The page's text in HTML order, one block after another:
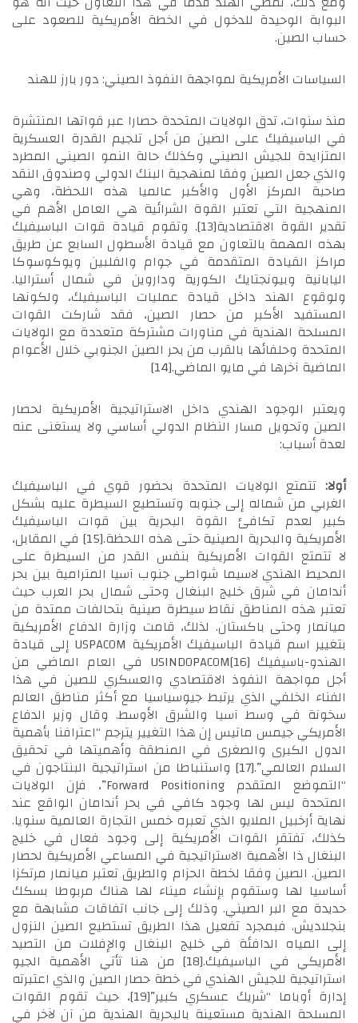
البوابة الوحيدة للدخول في الخطة الأمريكية للصعود على
حساب الصين.
السياسات الأمريكية لمواجهة النفوذ الصيني: دور بارز للهند
منذ سنوات، تدق الولايات المتحدة حصارا عبر قواتها المنتشرة
في الباسيفيك على الصين من أجل تلجيم القدرة العسكرية
المتزايدة للجيش الصيني وكذلك حالة النمو الصيني المطرد
والذي جعل الصين وفقا لمنهجية البنك الدولي وصندوق النقد
صاحبة المركز الأول والأكبر عالميا هذه اللحظة، وهي
المنهجية التي تعتبر القوة الشرائية هي العامل الأهم في
تقدير القوة الاقتصادية[13] . وتقوم قيادة قوات الباسيفيك
بهذه المهمة بالتعاون مع قيادة الأسطول السابع عن طريق
مراكز القيادة المتقدمة في جوام والفلبين ويوكوسوكا
اليابانية وبيونجتايك الكورية وداروين في شمال أستراليا.
ولوقوع الهند داخل قيادة عمليات الباسيفيك، ولكونها
المستفيد الأكبر من حصار الصين، فقد شاركت القوات
المسلحة الهندية في مناورات مشتركة متعددة مع الولايات
المتحدة وحلفائها بالقرب من بحر الصين الجنوبي خلال الأعوام
الماضية آخرها في مايو الماضي.[14]
ويعتبر الوجود الهندي داخل الاستراتيجية الأمريكية لحصار
الصين وتحويل مسار النظام الدولي أساسي ولا يستغنى عنه
لعدة أسباب:
أولا: تتمتع الولايات المتحدة بحضور قوي في الباسيفيك
الغربي من شماله إلى جنوبه وتستطيع السيطرة عليه بشكل
كبير لعدم تكافئ القوة البحرية بين قوات الباسيفيك
الأمريكية والبحرية الصينية حتى هذه اللحظة.[15] في المقابل،
لا تتمتع القوات الأمريكية بنفس القدر من السيطرة على
المحيط الهندي لاسيما شواطي جنوب آسيا المترامية بين بحر
أندامان في شرق خليج البنغال وحتى شمال بحر العرب حيث
تعتبر هذه المناطق نقاط سيطرة صينية بتحالفات ممتدة من
ميانمار وحتى باكستان. لذلك، قامت وزارة الدفاع الأمريكية
بتغيير اسم قيادة الباسيفيك الأمريكية USPACOM إلى قيادة
الهندو-باسيفيك USINDOPACOM [16] في العام الماضي من
أجل مواجهة النفوذ الاقتصادي والعسكري للصين في هذا
الفناء الخلفي الذي يرتبط جيوسياسيا مع أكثر مناطق العالم
سخونة في وسط آسيا والشرق الأوسط. وقال وزير الدفاع
الأمريكي جيمس ماتيس إن هذا التغيير يترجم “اعترافنا بأهمية
الدول الكبرى والصغرى في المنطقة وأهميتها في تحقيق
السلام العالمي”.[17] واستنباطا من استراتيجية البنتاجون في
“التموضع المتقدم Forward Positioning”، فإن الولايات
المتحدة ليس لها وجود كافي في بحر أندامان الواقع عند
نهاية أرخبيل الملايو الذي تعبره خمس التجارة العالمية سنويا.
كذلك، تفتقر القوات الأمريكية إلى وجود فعال في خليج
البنغال ذا الأهمية الاستراتيجية في المساعي الأمريكية لحصار
الصين. الصين وفقا لخطة الحزام والطريق تعتبر ميانمار مرتكزا
أساسيا لها وستقوم بإنشاء ميناء لها هناك مربوطا بسكك
حديدة مع البر الصيني. وذلك إلى جانب اتفاقات مشابهة مع
بنجلاديش. فبمجرد تفعيل هذا الطريق تستطيع الصين النزول
إلى المياه الدافئة في خليج البنغال والإفلات من التصيد
الأمريكي في الباسيفيك.[18] من هنا تأتي الأهمية الجيو
استراتيجية للجيش الهندي في خطة حصار الصين والذي اعتبرته
إدارة أوباما “شريك عسكري كبير”[19] ، حيث تقوم القوات
المسلحة الهندية مستعينة بالبحرية الهندية من آن لآخر في